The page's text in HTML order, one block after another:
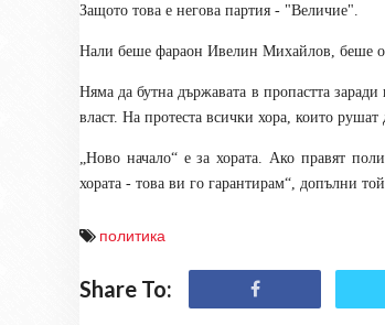
Защото това е негова партия - "Величие".
Нали беше фараон Ивелин Михайлов, беше
Няма да бутна държавата в пропастта
власт. На протеста всички хора, които рушат
Ново начало“е за хората. Ако правят
хората - това ви го гарантирам“ допълни той.
политика
Share To: